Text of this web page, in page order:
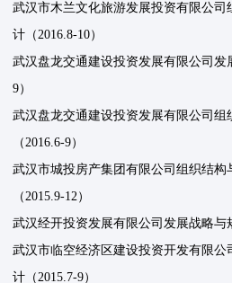
武汉市木兰文化旅游发展投资有限公
计（2016.8-10）
武汉盘龙交通建设投资发展有限公司发
9）
武汉盘龙交通建设投资发展有限公司
（2016.6-9）
武汉市城投房产集团有限公司组织结构
（2015.9-12）
武汉经开投资发展有限公司发展战略与
武汉市临空经济区建设投资开发有限公
计（2015.7-9）